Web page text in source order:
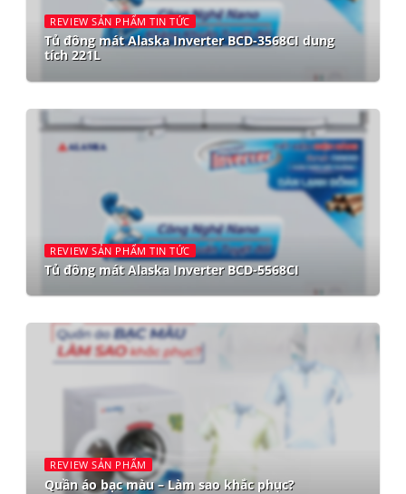
REVIEW SẢN PHẨM TIN TỨC
Tủ đông mát Alaska Inverter BCD-3568CI dung
tích 221L
REVIEW SẢN PHẨM TIN TỨC
Tủ đông mát Alaska Inverter BCD-5568CI
REVIEW SẢN PHẨM
Quần áo bạc màu – Làm sao khắc phục?